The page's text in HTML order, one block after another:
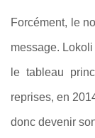
Forcément, le
message.
le tableau
reprises, en
donc devenir